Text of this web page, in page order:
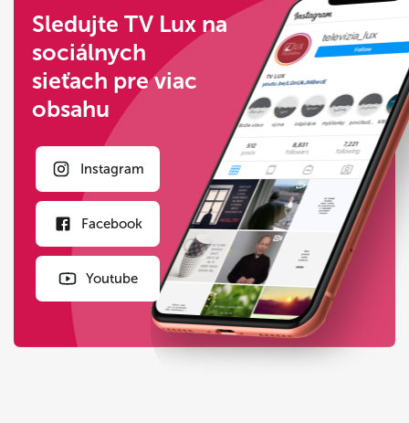
Sledujte TV Lux na
sociálnych
sieťach pre viac
obsahu
Instagram
Facebook
Youtube